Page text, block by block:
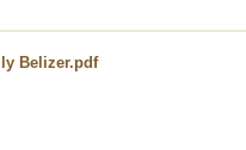
Belizer.pdf